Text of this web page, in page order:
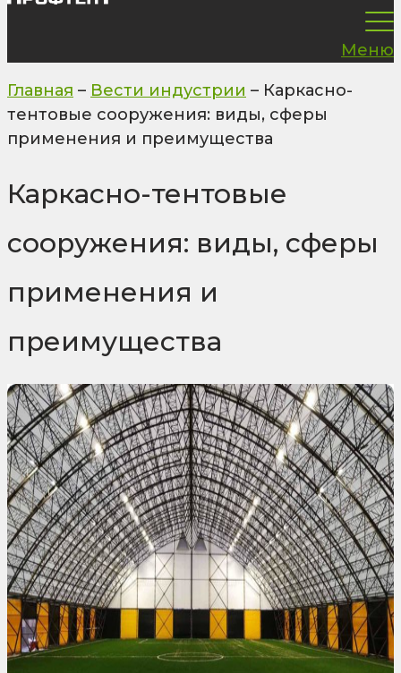
Меню
Главная – Вести индустрии – Каркасно-
тентовые сооружения: виды, сферы
применения и преимущества
Каркасно-тентовые
сооружения: виды, сферы
применения и
преимущества